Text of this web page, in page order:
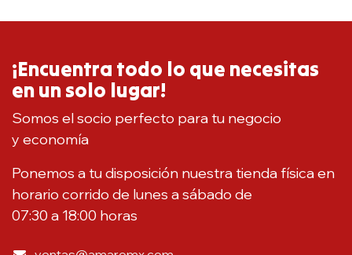
¡Encuentra todo lo que necesitas
en un solo lugar!
Somos el socio perfecto para tu negocio
y economía
Ponemos a tu disposición nuestra tienda física en
horario corrido de lunes a sábado de
07:30 a 18:00 horas